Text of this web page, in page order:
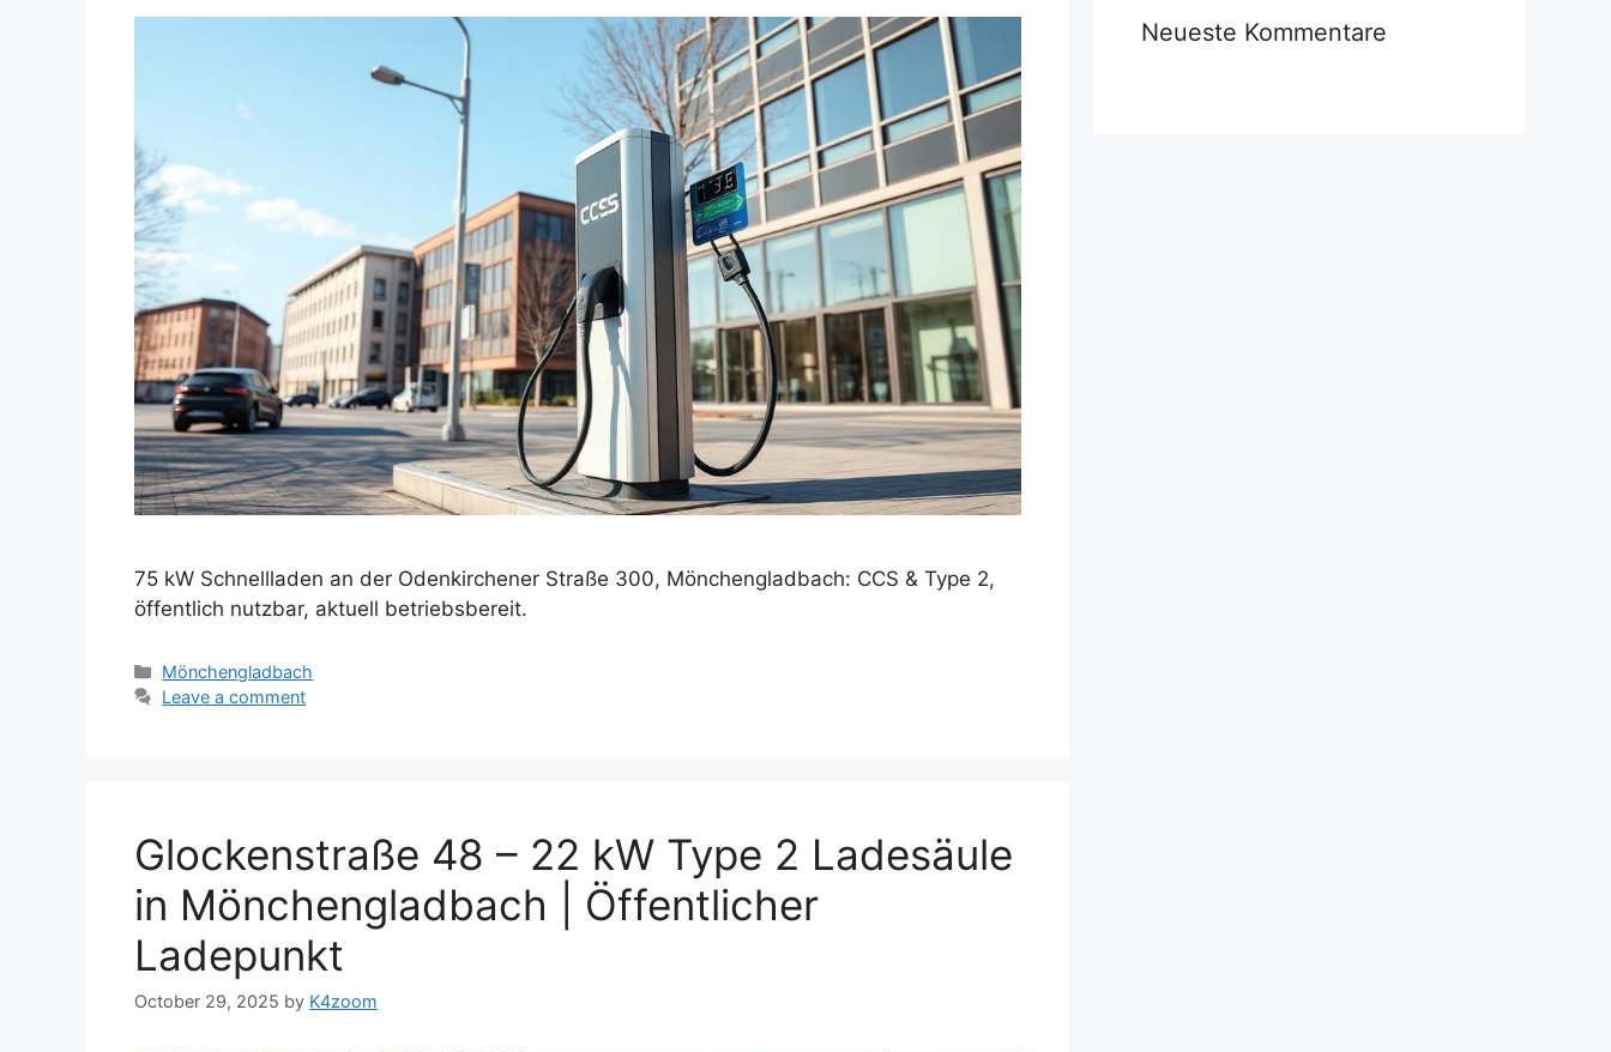
75 kW Schnellladen an der Odenkirchener Straße 300, Mönchengladbach: CCS & Type 2,
öffentlich nutzbar, aktuell betriebsbereit.
Categories
Mönchengladbach
Leave a comment
Glockenstraße 48 – 22 kW Type 2 Ladesäule
in Mönchengladbach | Öffentlicher
Ladepunkt
October 29, 2025 by K4zoom
Neueste Kommentare